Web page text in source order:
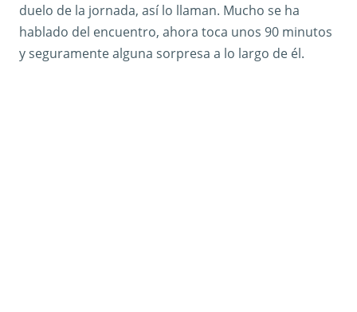
duelo de la jornada, así lo llaman. Mucho se ha
hablado del encuentro, ahora toca unos 90 minutos
y seguramente alguna sorpresa a lo largo de él.